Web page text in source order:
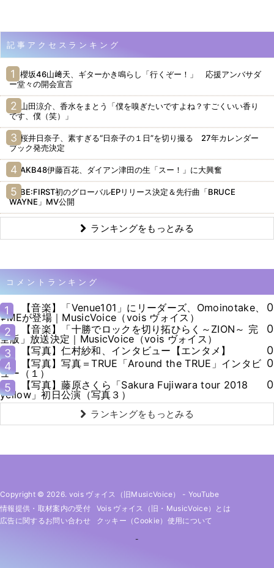
記事アクセスランキング
櫻坂46山﨑天、ギターかき鳴らし「行くぞー！」 応援アンバサダ
ー堂々の開会宣言
山田涼介、香水をまとう「僕を嗅ぎたいですよね？すごくいい香り
です、僕（笑）」
桜井日奈子、素すぎる“日奈子の１日”を切り撮る 27年カレンダー
ブック発売決定
AKB48伊藤百花、ダイアン津田の生「スー！」に大興奮
BE:FIRST初のグローバルEPリリース決定＆先行曲「BRUCE
WAYNE」MV公開
ランキングをもっとみる
コメントランキング
1
【音楽】「Venue101」にリーダーズ、Omoinotake、
≠MEが登場｜MusicVoice（vois ヴォイス）
0
2
【音楽】「十勝でロックを切り拓ひらく～ZION～ 完
全版」放送決定｜MusicVoice（vois ヴォイス）
0
3
【写真】仁村紗和、インタビュー【エンタメ】
0
4
【写真】写真＝TRUE「Around the TRUE」インタビ
ュー（１）
0
5
【写真】藤原さくら「Sakura Fujiwara tour 2018
yellow」初日公演（写真３）
0
ランキングをもっとみる
Copyright © 2026. vois ヴォイス（旧MusicVoice） - YouTube
情報提供・取材案内の受付
Vois ヴォイス（旧・MusicVoice）とは
広告に関するお問い合わせ
クッキー（cookie）使用について
-